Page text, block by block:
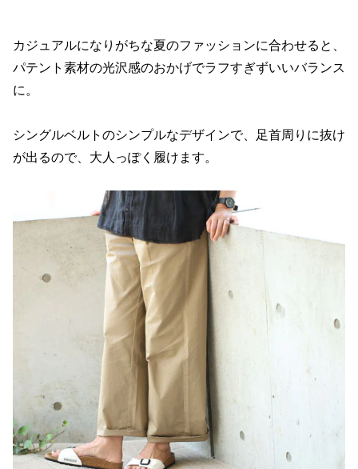
カジュアルになりがちな夏のファッションに合わせると、
パテント素材の光沢感のおかげでラフすぎずいいバランス
に。
シングルベルトのシンプルなデザインで、足首周りに抜け
が出るので、大人っぽく履けます。